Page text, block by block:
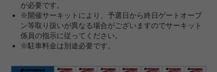
が必要です。
※開催サーキットにより、予選日から終日ゲートオープ
ン等取り扱いが異なる場合がございますのでサーキット
係員の指示に従ってください。
※駐車料金は別途必要です。